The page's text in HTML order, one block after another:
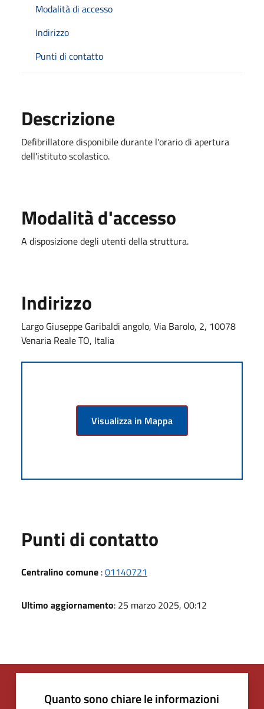
Modalità di accesso
Indirizzo
Punti di contatto
Descrizione
Defibrillatore disponibile durante l'orario di apertura
dell'istituto scolastico.
Modalità d'accesso
A disposizione degli utenti della struttura.
Indirizzo
Largo Giuseppe Garibaldi angolo, Via Barolo, 2, 10078
Venaria Reale TO, Italia
Visualizza in Mappa
Punti di contatto
Centralino comune :01140721
Ultimo aggiornamento: 25 marzo 2025, 00:12
Quanto sono chiare le informazioni